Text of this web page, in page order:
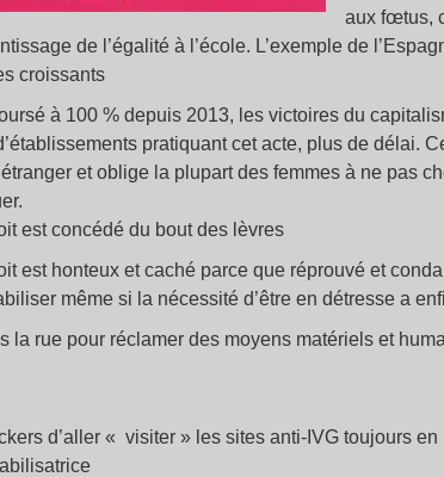
aux fœtus,
de l’égalité à l’école. L’exemple de
croissants
à 100 % depuis 2013, les victoires du
pratiquant cet acte, plus de délai.
et oblige la plupart des femmes à ne pas
est concédé du bout des lèvres
est honteux et caché parce que réprouvé et
même si la nécessité d’être en détresse a
la rue pour réclamer des moyens matériels et
d’aller « visiter » les sites anti-IVG toujours